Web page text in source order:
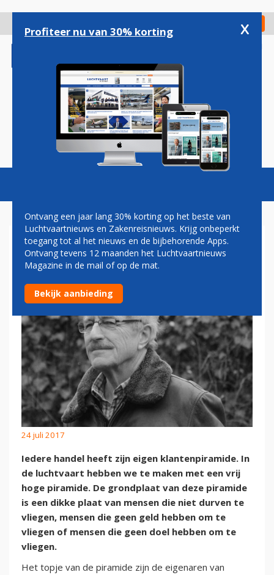
gaan
Check in
Magazine Podcasts Vacatures
PAUL GROVE:
MARKTVERDELING
24 juli 2017
Iedere handel heeft zijn eigen klantenpiramide. In
de luchtvaart hebben we te maken met een vrij
hoge piramide. De grondplaat van deze piramide
is een dikke plaat van mensen die niet durven te
vliegen, mensen die geen geld hebben om te
vliegen of mensen die geen doel hebben om te
vliegen.
Het topje van de piramide zijn de eigenaren van
Profiteer nu van 30% korting x
Ontvang een jaar lang 30% korting op het beste van
Luchtvaartnieuws en Zakenreisnieuws. Krijg onbeperkt
toegang tot al het nieuws en de bijbehorende Apps.
Ontvang tevens 12 maanden het Luchtvaartnieuws
Magazine in de mail of op de mat.
Bekijk aanbieding